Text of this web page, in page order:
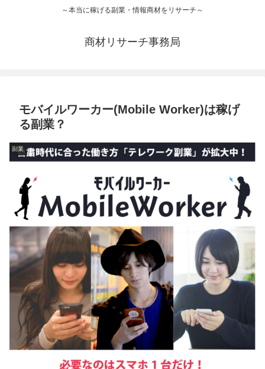
～本当に稼げる副業・情報商材をリサーチ～
商材リサーチ事務局
モバイルワーカー(Mobile Worker)は稼げ
る副業？
副業